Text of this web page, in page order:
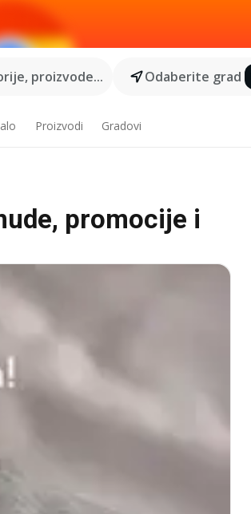
proizvode...
Odaberite grad
Proizvodi Gradovi
promocije i